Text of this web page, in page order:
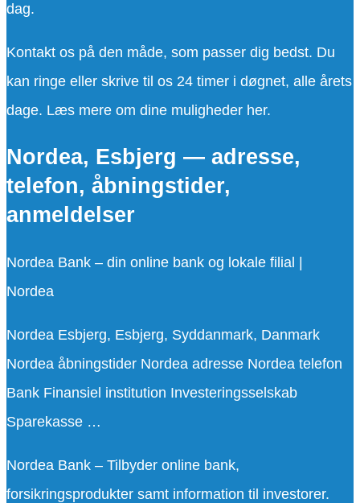
dag.
Kontakt os på den måde, som passer dig bedst. Du
kan ringe eller skrive til os 24 timer i døgnet, alle årets
dage. Læs mere om dine muligheder her.
Nordea, Esbjerg — adresse,
telefon, åbningstider,
anmeldelser
Nordea Bank – din online bank og lokale filial |
Nordea
Nordea Esbjerg, Esbjerg, Syddanmark, Danmark
Nordea åbningstider Nordea adresse Nordea telefon
Bank Finansiel institution Investeringsselskab
Sparekasse …
Nordea Bank – Tilbyder online bank,
forsikringsprodukter samt information til investorer.